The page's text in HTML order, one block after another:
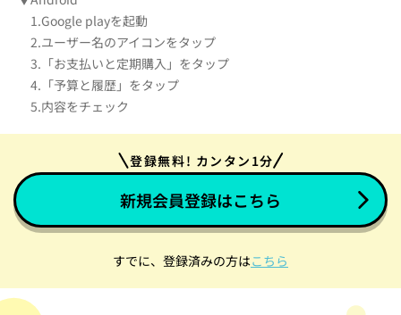
1.Google playを起動
2.ユーザー名のアイコンをタップ
3.「お支払いと定期購入」をタップ
4.「予算と履歴」をタップ
5.内容をチェック
登録無料! カンタン1分
新規会員登録はこちら
すでに、登録済みの方はこちら